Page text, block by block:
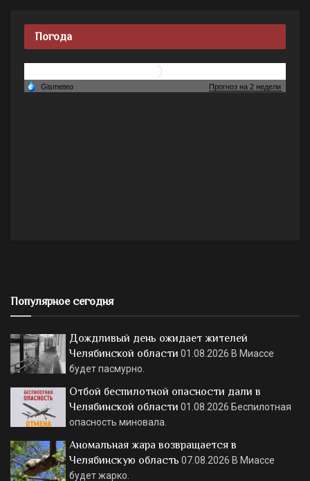
Погода
Популярное сегодня
Дождливый день ожидает жителей
Челябинской области 01.08.2026 В Миассе
будет пасмурно.
Отбой беспилотной опасности дали в
Челябинской области 01.08.2026 Беспилотная
опасность миновала.
Аномальная жара возвращается в
Челябинскую область 07.08.2026 В Миассе
будет жарко.